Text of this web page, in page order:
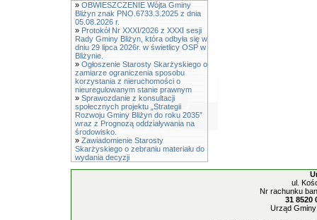
» OBWIESZCZENIE Wójta Gminy
Bliżyn znak PNO.6733.3.2025 z dnia
05.08.2026 r.
» Protokół Nr XXXI/2026 z XXXI sesji
Rady Gminy Bliżyn, która odbyła się w
dniu 29 lipca 2026r. w świetlicy OSP w
Bliżynie.
» Ogłoszenie Starosty Skarżyskiego o
zamiarze ograniczenia sposobu
korzystania z nieruchomości o
nieuregulowanym stanie prawnym
» Sprawozdanie z konsultacji
społecznych projektu „Strategii
Rozwoju Gminy Bliżyn do roku 2035”
wraz z Prognozą oddziaływania na
środowisko.
» Zawiadomienie Starosty
Skarżyskiego o zebraniu materiału do
wydania decyzji
ul.
Nr rachunku
31 8520
Urząd